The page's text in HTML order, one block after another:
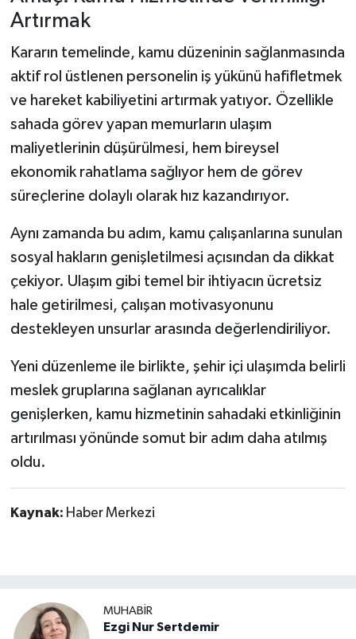
Artırmak
Kararın temelinde, kamu düzeninin sağlanmasında
aktif rol üstlenen personelin iş yükünü hafifletmek
ve hareket kabiliyetini artırmak yatıyor. Özellikle
sahada görev yapan memurların ulaşım
maliyetlerinin düşürülmesi, hem bireysel
ekonomik rahatlama sağlıyor hem de görev
süreçlerine dolaylı olarak hız kazandırıyor.
Aynı zamanda bu adım, kamu çalışanlarına sunulan
sosyal hakların genişletilmesi açısından da dikkat
çekiyor. Ulaşım gibi temel bir ihtiyacın ücretsiz
hale getirilmesi, çalışan motivasyonunu
destekleyen unsurlar arasında değerlendiriliyor.
Yeni düzenleme ile birlikte, şehir içi ulaşımda belirli
meslek gruplarına sağlanan ayrıcalıklar
genişlerken, kamu hizmetinin sahadaki etkinliğinin
artırılması yönünde somut bir adım daha atılmış
oldu.
Kaynak: Haber Merkezi
MUHABİR
Ezgi Nur Sertdemir